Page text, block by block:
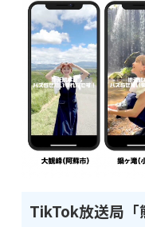
TikTok放送局「